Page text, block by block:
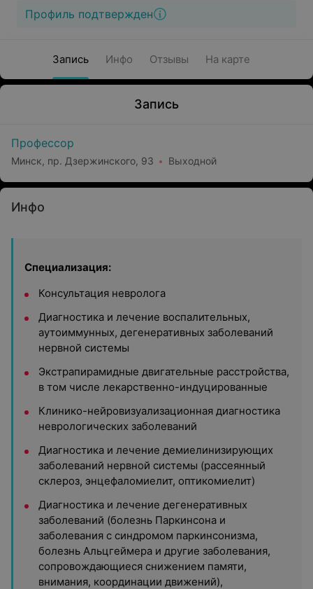
Профиль подтвержден
Запись Инфо Отзывы На карте
Запись
Профессор
Минск, пр. Дзержинского, 93 Выходной
Инфо
Специализация:
Консультация невролога
Диагностика и лечение воспалительных,
аутоиммунных, дегенеративных заболеваний
нервной системы
Экстрапирамидные двигательные расстройства,
в том числе лекарственно-индуцированные
Клинико-нейровизуализационная диагностика
неврологических заболеваний
Диагностика и лечение демиелинизирующих
заболеваний нервной системы (рассеянный
склероз, энцефаломиелит, оптикомиелит)
Диагностика и лечение дегенеративных
заболеваний (болезнь Паркинсона и
заболевания с синдромом паркинсонизма,
болезнь Альцгеймера и другие заболевания,
сопровождающиеся снижением памяти,
внимания, координации движений),